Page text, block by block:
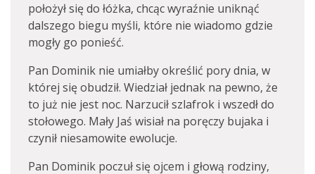
położył się do łóżka, chcąc wyraźnie uniknąć
dalszego biegu myśli, które nie wiadomo gdzie
mogły go ponieść.
Pan Dominik nie umiałby określić pory dnia, w
której się obudził. Wiedział jednak na pewno, że
to już nie jest noc. Narzucił szlafrok i wszedł do
stołowego. Mały Jaś wisiał na poręczy bujaka i
czynił niesamowite ewolucje.
Pan Dominik poczuł się ojcem i głową rodziny,